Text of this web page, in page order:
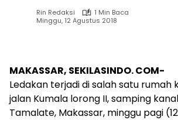
Rin Redaksi
1 Min Baca
Minggu, 12 Agustus 2018
MAKASSAR, SEKILASINDO. COM-
Ledakan terjadi di salah satu rumah
jalan Kumala lorong II, samping
Tamalate, Makassar, minggu pagi